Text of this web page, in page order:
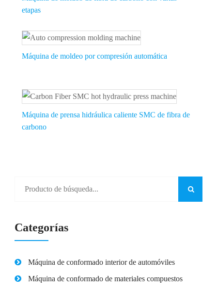
etapas
Máquina de moldeo por compresión automática
Máquina de prensa hidráulica caliente SMC de fibra de
carbono
Categorías
Máquina de conformado interior de automóviles
Máquina de conformado de materiales compuestos